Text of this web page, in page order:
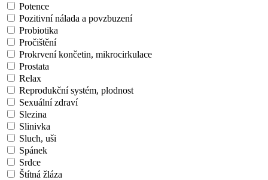
Potence
Pozitivní nálada a povzbuzení
Probiotika
Pročištění
Prokrvení končetin, mikrocirkulace
Prostata
Relax
Reprodukční systém, plodnost
Sexuální zdraví
Slezina
Slinivka
Sluch, uši
Spánek
Srdce
Štítná žláza